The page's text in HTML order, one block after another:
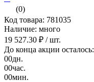
(0)
Код товара: 781035
Наличие: много
19 527.30 ₽ / шт.
До конца акции осталось:
00дн.
00час.
00мин.